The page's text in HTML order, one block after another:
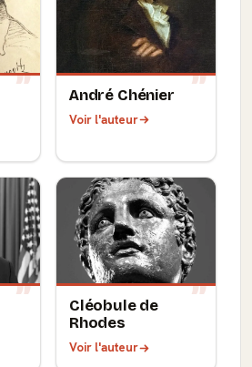
André Chénier
Voir l'auteur
Cléobule de
Rhodes
Voir l'auteur